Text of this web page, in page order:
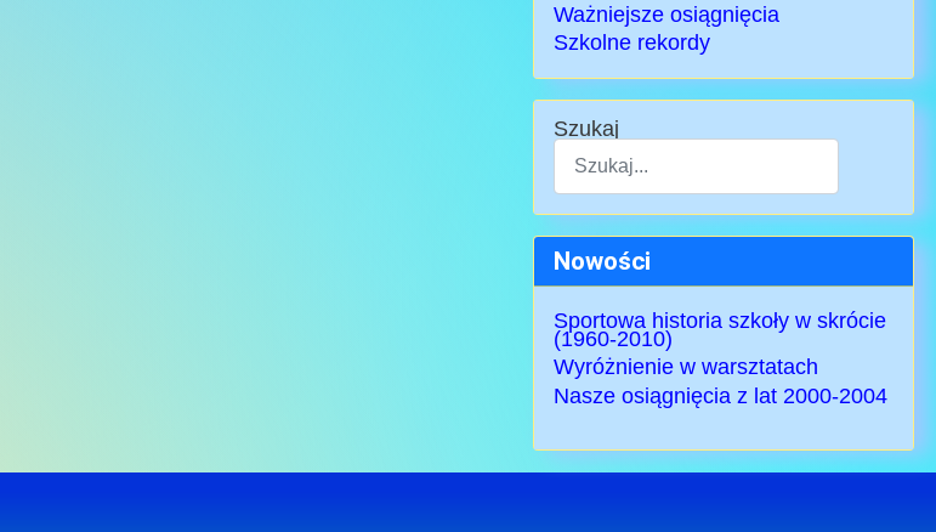
Ważniejsze osiągnięcia
Szkolne rekordy
Szukaj
Type 2 or more characters for results.
Nowości
Sportowa historia szkoły w skrócie
(1960-2010)
Wyróżnienie w warsztatach
Nasze osiągnięcia z lat 2000-2004